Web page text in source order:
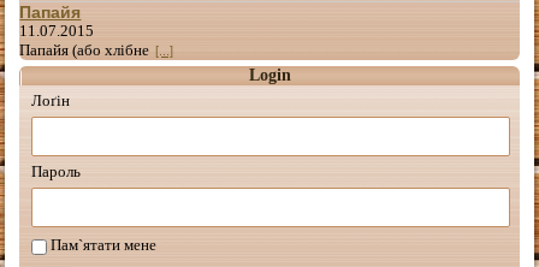
Папайя
11.07.2015
Папайя (або хлібне [...]
Login
Лоґін
Пароль
Пам`ятати мене